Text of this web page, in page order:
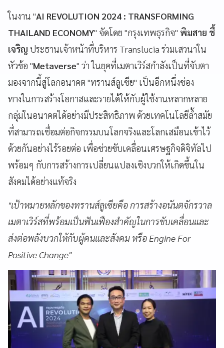
ในงาน "AI REVOLUTION 2024 : TRANSFORMING
THAILAND ECONOMY" จัดโดย "กรุงเทพธุรกิจ" พิมสาย ชี้
เจริญ ประธานเจ้าหน้าที่บริหาร Translucia ร่วมเสวนาใน
หัวข้อ "Metaverse" ว่า ในยุคที่เมตาเวิร์สกำลังเป็นที่จับตา
มองจากนี้สู่โลกอนาคต "ทรานส์ลูเซีย" เป็นอีกหนึ่งช่อง
ทางในการสร้างโอกาสและรายได้ให้กับผู้ใช้งานหลากหลาย
กลุ่มในอนาคตได้อย่างมีประสิทธิภาพ ด้วยเทคโนโลยีล้ำสมัย
ที่สามารถเชื่อมต่อกิจกรรมบนโลกจริงและโลกเสมือนเข้าไว้
ด้วยกันอย่างไร้รอยต่อ เพื่อช่วยขับเคลื่อนเศรษฐกิจดิจิทัลไป
พร้อมๆ กับการสร้างการเปลี่ยนแปลงเชิงบวกให้เกิดขึ้นใน
สังคมได้อย่างแท้จริง
"เป้าหมายหลักของทรานส์ลูเซียคือ การสร้างอนันตจักรวาล
เมตาเวิร์สที่พร้อมเป็นฟันเฟืองสำคัญในการขับเคลื่อนและ
ส่งต่อพลังบวกให้กับผู้คนและสังคม หรือ Engine For
Positive Change"